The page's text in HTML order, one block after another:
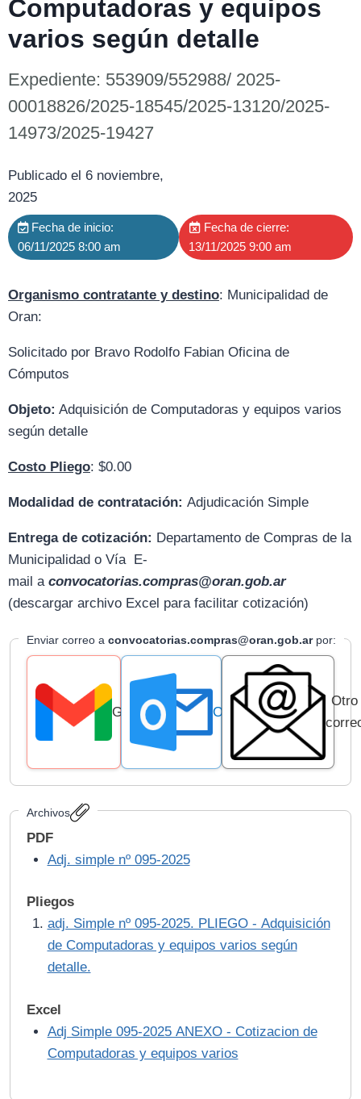
Computadoras y equipos
varios según detalle
Expediente: 553909/552988/ 2025-
00018826/2025-18545/2025-13120/2025-
14973/2025-19427
Publicado el 6 noviembre,
2025
Fecha de inicio:
06/11/2025 8:00 am
Fecha de cierre:
13/11/2025 9:00 am
Organismo contratante y destino: Municipalidad de
Oran:
Solicitado por Bravo Rodolfo Fabian Oficina de
Cómputos
Objeto: Adquisición de Computadoras y equipos varios
según detalle
Costo Pliego: $0.00
Modalidad de contratación: Adjudicación Simple
Entrega de cotización: Departamento de Compras de la
Municipalidad o Vía E-
mail a convocatorias.compras@oran.gob.ar
(descargar archivo Excel para facilitar cotización)
Enviar correo a convocatorias.compras@oran.gob.arpor:
Gmail Outlook
Otro
Archivos
PDF
Adj. simple nº 095-2025
Pliegos
adj. Simple nº 095-2025. PLIEGO - Adquisición
de Computadoras y equipos varios según
detalle.
Excel
Adj Simple 095-2025 ANEXO - Cotizacion de
Computadoras y equipos varios